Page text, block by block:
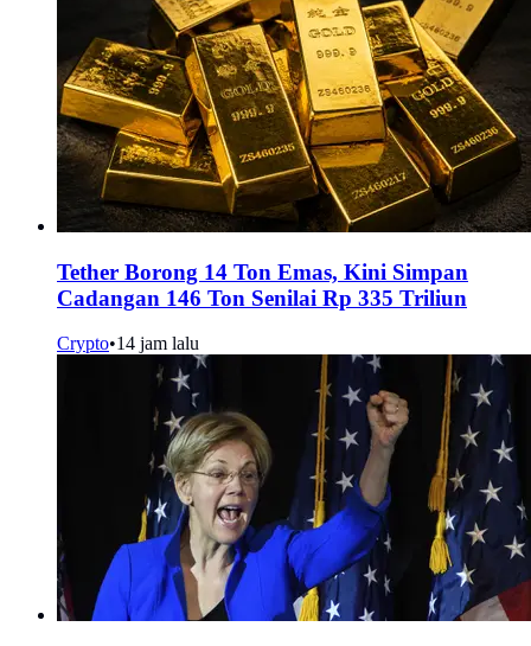
Tether Borong 14 Ton Emas, Kini Simpan
Cadangan 146 Ton Senilai Rp 335 Triliun
Crypto•14 jam lalu